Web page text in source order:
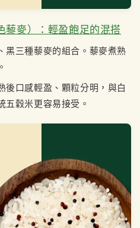
藜麥）：輕盈飽足的混搭
黑三種藜麥的組合。藜麥煮熟
後口感輕盈、顆粒分明，與白
五穀米更容易接受。